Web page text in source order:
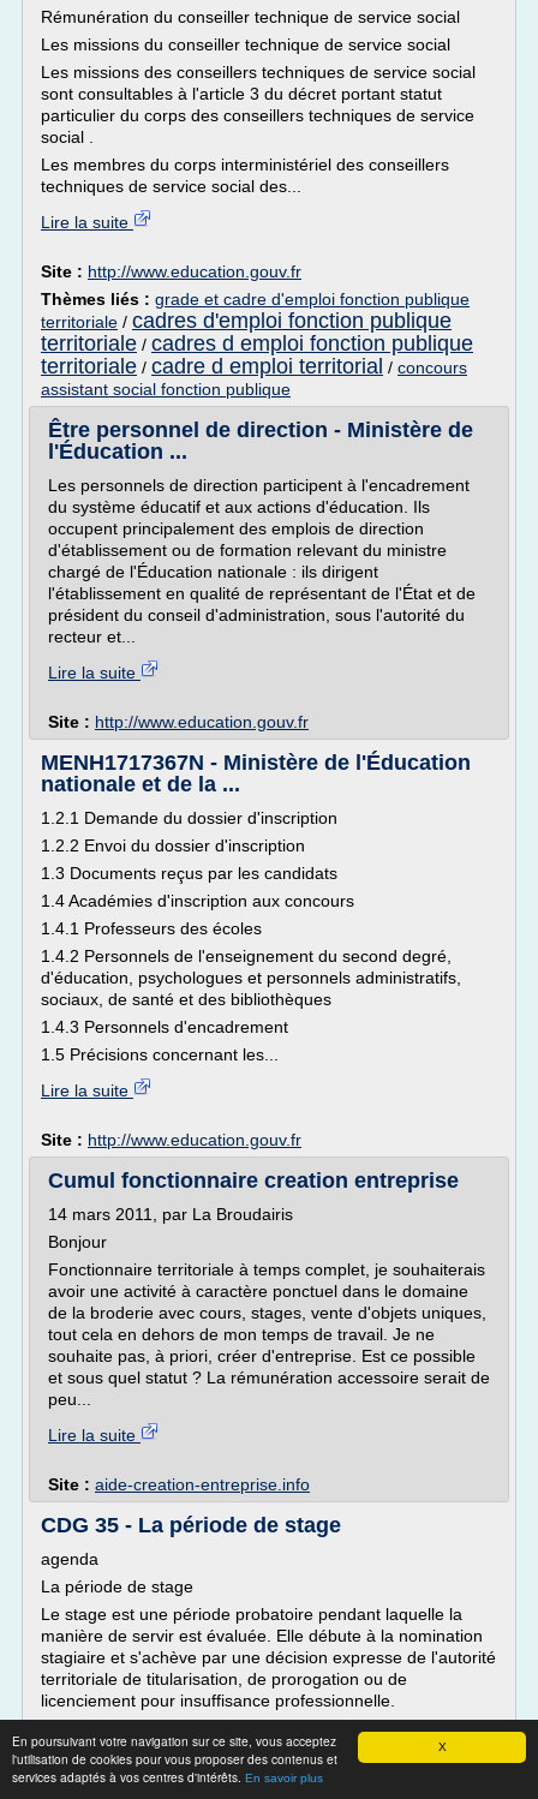
X
En poursuivant votre navigation sur ce site, vous acceptez
l'utilisation de cookies pour vous proposer des contenus et
services adaptés à vos centres d'intérêts. En savoir plus
Rémunération du conseiller technique de service social
Les missions du conseiller technique de service social
Les missions des conseillers techniques de service social
sont consultables à l'article 3 du décret portant statut
particulier du corps des conseillers techniques de service
social .
Les membres du corps interministériel des conseillers
techniques de service social des...
Lire la suite
Site : http://www.education.gouv.fr
Thèmes liés : grade et cadre d'emploi fonction publique
territoriale / cadres d'emploi fonction publique
territoriale / cadres d emploi fonction publique
territoriale / cadre d emploi territorial / concours
assistant social fonction publique
Être personnel de direction - Ministère de
l'Éducation ...
Les personnels de direction participent à l'encadrement
du système éducatif et aux actions d'éducation. Ils
occupent principalement des emplois de direction
d'établissement ou de formation relevant du ministre
chargé de l'Éducation nationale : ils dirigent
l'établissement en qualité de représentant de l'État et de
président du conseil d'administration, sous l'autorité du
recteur et...
Lire la suite
Site : http://www.education.gouv.fr
MENH1717367N - Ministère de l'Éducation
nationale et de la ...
1.2.1 Demande du dossier d'inscription
1.2.2 Envoi du dossier d'inscription
1.3 Documents reçus par les candidats
1.4 Académies d'inscription aux concours
1.4.1 Professeurs des écoles
1.4.2 Personnels de l'enseignement du second degré,
d'éducation, psychologues et personnels administratifs,
sociaux, de santé et des bibliothèques
1.4.3 Personnels d'encadrement
1.5 Précisions concernant les...
Lire la suite
Site : http://www.education.gouv.fr
Cumul fonctionnaire creation entreprise
14 mars 2011, par La Broudairis
Bonjour
Fonctionnaire territoriale à temps complet, je souhaiterais
avoir une activité à caractère ponctuel dans le domaine
de la broderie avec cours, stages, vente d'objets uniques,
tout cela en dehors de mon temps de travail. Je ne
souhaite pas, à priori, créer d'entreprise. Est ce possible
et sous quel statut ? La rémunération accessoire serait de
peu...
Lire la suite
Site : aide-creation-entreprise.info
CDG 35 - La période de stage
agenda
La période de stage
Le stage est une période probatoire pendant laquelle la
manière de servir est évaluée. Elle débute à la nomination
stagiaire et s'achève par une décision expresse de l'autorité
territoriale de titularisation, de prorogation ou de
licenciement pour insuffisance professionnelle.
Durée du stage
Principe